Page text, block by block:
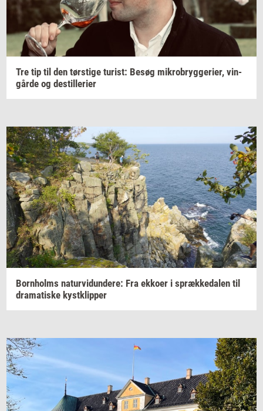
Tre tip til den tørsti­ge turist: Besøg mi­kro­bryg­ge­ri­er, vin­
går­de og destil­le­ri­er
Born­holms na­tur­vi­dun­de­re: Fra ek­ko­er i spræk­ke­da­len til
dra­ma­ti­ske kyst­klip­per